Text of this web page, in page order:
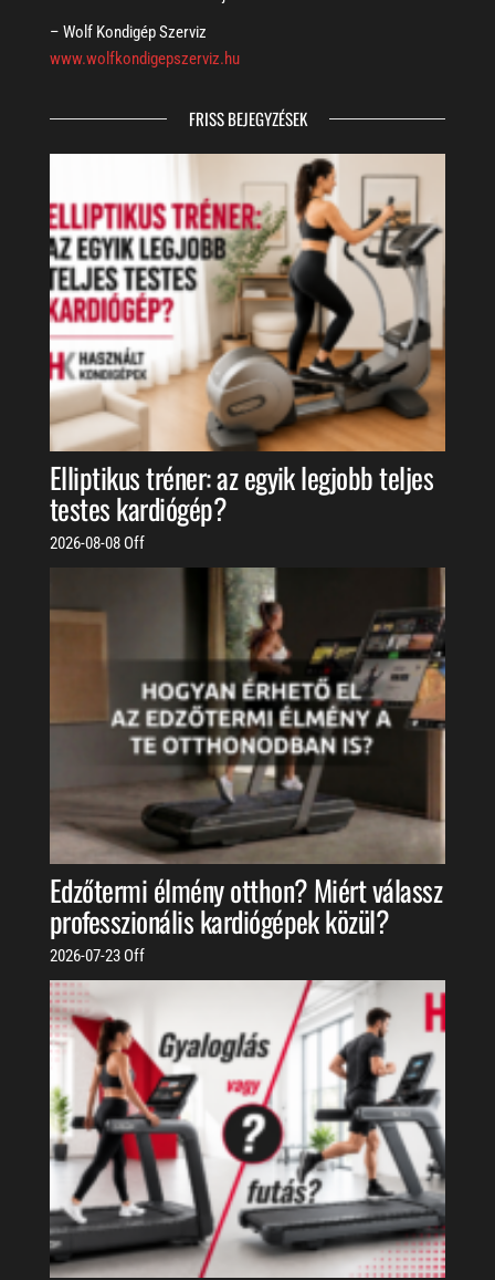
– Wolf Kondigép Szerviz
www.wolfkondigepszerviz.hu
FRISS BEJEGYZÉSEK
Elliptikus tréner: az egyik legjobb teljes
testes kardiógép?
2026-08-08 Off
Edzőtermi élmény otthon? Miért válassz
professzionális kardiógépek közül?
2026-07-23 Off